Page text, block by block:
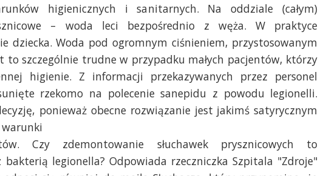
higienicznych i sanitarnych. Na oddziale (całym)
– woda leci bezpośrednio z węża. W praktyce
dziecka. Woda pod ogromnym ciśnieniem, przystosowanym
to szczególnie trudne w przypadku małych pacjentów, którzy
higienie. Z informacji przekazywanych przez personel
rzekomo na polecenie sanepidu z powodu legionelli.
ponieważ obecne rozwiązanie jest jakimś satyrycznym
warunki
Czy zdemontowanie słuchawek prysznicowych to
legionella? Odpowiada rzeczniczka Szpitala "Zdroje"